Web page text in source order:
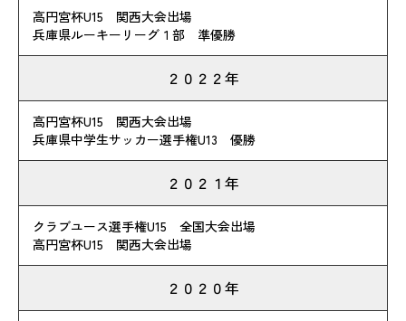
高円宮杯U15 関西大会出場
兵庫県ルーキーリーグ１部 準優勝
２０２２年
高円宮杯U15 関西大会出場
兵庫県中学生サッカー選手権U13 優勝
２０２１年
クラブユース選手権U15 全国大会出場
高円宮杯U15 関西大会出場
２０２０年